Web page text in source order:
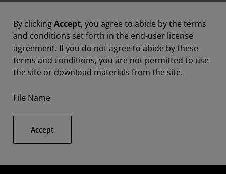
By clickingAccept, you agree to abide by the terms
and conditions set forth in the end-user license
agreement. If you do not agree to abide by these
terms and conditions, you are not permitted to use
the site or download materials from the site.
File Name
Accept